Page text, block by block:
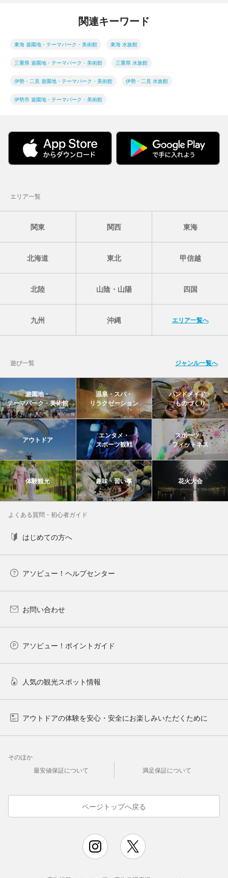
関連キーワード
東海 遊園地・テーマパーク・美術館 東海 水族館
三重県 遊園地・テーマパーク・美術館 三重県 水族館
伊勢・二見 遊園地・テーマパーク・美術館 伊勢・二見 水族館
伊勢市 遊園地・テーマパーク・美術館
エリア一覧
関東 関西 東海
北海道 東北 甲信越
北陸 山陰・山陽 四国
九州 沖縄 エリア一覧へ
遊び一覧 ジャンル一覧へ
遊園地・
テーマパーク・美術館
温泉・スパ・
リラクゼーション
ハンドメイド・
ものづくり
アウトドア
エンタメ・
スポーツ観戦
スポーツ・
フィットネス
体験観光 趣味・習い事 花火大会
よくある質問・初心者ガイド
はじめての方へ
アソビュー！ヘルプセンター
お問い合わせ
アソビュー！ポイントガイド
人気の観光スポット情報
アウトドアの体験を安心・安全にお楽しみいただくために
そのほか
最安値保証について
満足保証について
ページトップへ戻る